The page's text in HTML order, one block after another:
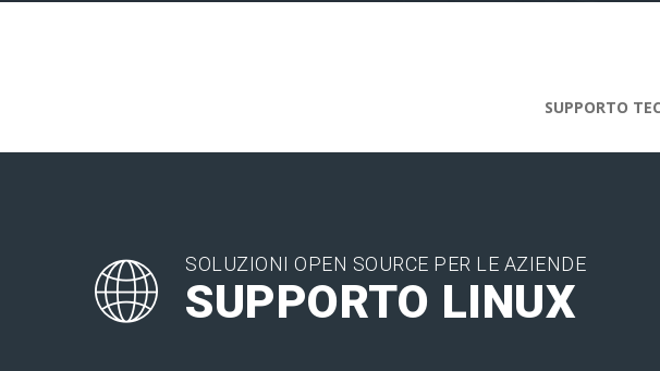
SUPPORTO
SOLUZIONI OPEN SOURCE PER LE AZIENDE
SUPPORTO LINUX